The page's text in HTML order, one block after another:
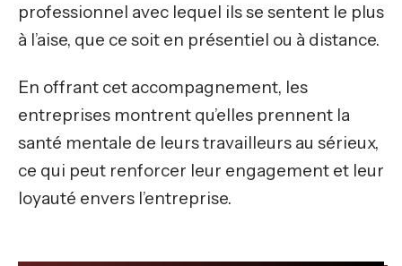
professionnel avec lequel ils se sentent le plus
à l’aise, que ce soit en présentiel ou à distance.
En offrant cet accompagnement, les
entreprises montrent qu’elles prennent la
santé mentale de leurs travailleurs au sérieux,
ce qui peut renforcer leur engagement et leur
loyauté envers l’entreprise.